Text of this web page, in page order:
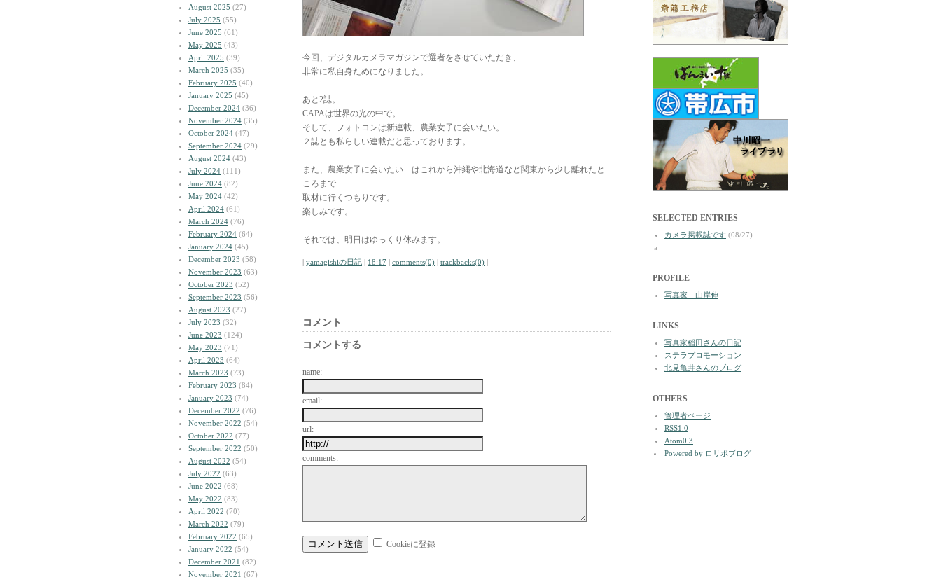
August 2025 (27)
July 2025 (55)
June 2025 (61)
May 2025 (43)
April 2025 (39)
March 2025 (35)
February 2025 (40)
January 2025 (45)
December 2024 (36)
November 2024 (35)
October 2024 (47)
September 2024 (29)
August 2024 (43)
July 2024 (111)
June 2024 (82)
May 2024 (42)
April 2024 (61)
March 2024 (76)
February 2024 (64)
January 2024 (45)
December 2023 (58)
November 2023 (63)
October 2023 (52)
September 2023 (56)
August 2023 (27)
July 2023 (32)
June 2023 (124)
May 2023 (71)
April 2023 (64)
March 2023 (73)
February 2023 (84)
January 2023 (74)
December 2022 (76)
November 2022 (54)
October 2022 (77)
September 2022 (50)
August 2022 (54)
July 2022 (63)
June 2022 (68)
May 2022 (83)
April 2022 (70)
March 2022 (79)
February 2022 (65)
January 2022 (54)
December 2021 (82)
November 2021 (67)
今回、デジタルカメラマガジンで選者をさせていただき、
非常に私自身ためになりました。
あと2誌。
CAPAは世界の光の中で。
そして、フォトコンは新連載、農業女子に会いたい。
２誌とも私らしい連載だと思っております。
また、農業女子に会いたい はこれから沖縄や北海道など関東から少し離れたと
ころまで
取材に行くつもりです。
楽しみです。
それでは、明日はゆっくり休みます。
| yamagishiの日記 | 18:17 | comments(0) | trackbacks(0) |
コメント
コメントする
name:
email:
url:
comments:
Cookieに登録
SELECTED ENTRIES
カメラ掲載誌です (08/27)
a
PROFILE
写真家 山岸伸
LINKS
写真家稲田さんの日記
ステラプロモーション
北見亀井さんのブログ
OTHERS
管理者ページ
RSS1.0
Atom0.3
Powered by ロリポブログ